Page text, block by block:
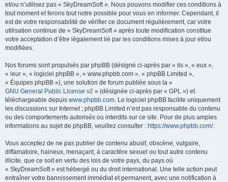
et/ou n’utilisez pas « SkyDreamSoft ». Nous pouvons modifier ces conditions à
tout moment et ferons tout notre possible pour vous en informer. Cependant, il
est de votre responsabilité de vérifier ce document régulièrement, car votre
utilisation continue de « SkyDreamSoft » après toute modification constitue
votre acceptation d’être légalement lié par les conditions mises à jour et/ou
modifiées.
Nos forums sont propulsés par phpBB (désigné ci-après par « ils », « eux »,
« leur », « logiciel phpBB », « www.phpbb.com », « phpBB Limited »,
« Équipes phpBB »), une solution de forum publiée sous la «
GNU General Public License v2 » (désignée ci-après par « GPL ») et
téléchargeable depuis www.phpbb.com. Le logiciel phpBB facilite uniquement
les discussions sur Internet ; phpBB Limited n’est pas responsable du contenu
ou des comportements autorisés ou interdits sur ce site. Pour de plus amples
informations au sujet de phpBB, veuillez consulter : https://www.phpbb.com/.
Vous acceptez de ne pas publier de contenu abusif, obscène, vulgaire,
diffamatoire, haineux, menaçant, à caractère sexuel ou tout autre contenu
illicite, que ce soit en vertu des lois de votre pays, du pays où
« SkyDreamSoft » est hébergé ou du droit international. Une telle action peut
entraîner votre bannissement immédiat et permanent, avec une notification à